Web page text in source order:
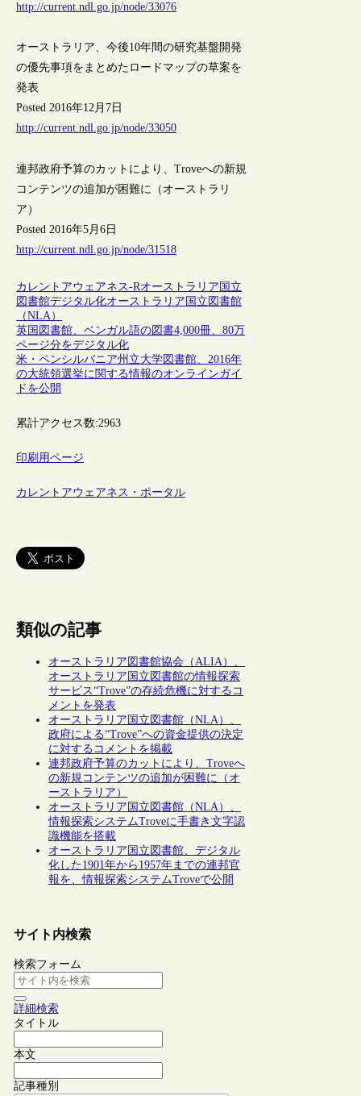
http://current.ndl.go.jp/node/33076
オーストラリア、今後10年間の研究基盤開発
の優先事項をまとめたロードマップの草案を
発表
Posted 2016年12月7日
http://current.ndl.go.jp/node/33050
連邦政府予算のカットにより、Troveへの新規
コンテンツの追加が困難に（オーストラリ
ア）
Posted 2016年5月6日
http://current.ndl.go.jp/node/31518
カレントアウェアネス-Rオーストラリア 国立
図書館デジタル化オーストラリア国立図書館
（NLA）
英国図書館、ベンガル語の図書4,000冊、80万
ページ分をデジタル化
米・ペンシルバニア州立大学図書館、2016年
の大統領選挙に関する情報のオンラインガイ
ドを公開
累計アクセス数:2963
印刷用ページ
カレントアウェアネス・ポータル
類似の記事
オーストラリア図書館協会（ALIA）、
オーストラリア国立図書館の情報探索
サービス“Trove”の存続危機に対するコ
メントを発表
オーストラリア国立図書館（NLA）、
政府による“Trove”への資金提供の決定
に対するコメントを掲載
連邦政府予算のカットにより、Troveへ
の新規コンテンツの追加が困難に（オ
ーストラリア）
オーストラリア国立図書館（NLA）、
情報探索システムTroveに手書き文字認
識機能を搭載
オーストラリア国立図書館、デジタル
化した1901年から1957年までの連邦官
報を、情報探索システムTroveで公開
サイト内検索
検索フォーム
詳細検索
タイトル
本文
記事種別